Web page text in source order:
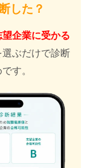
した？
望企業に受かる
ぶだけで診断
す。